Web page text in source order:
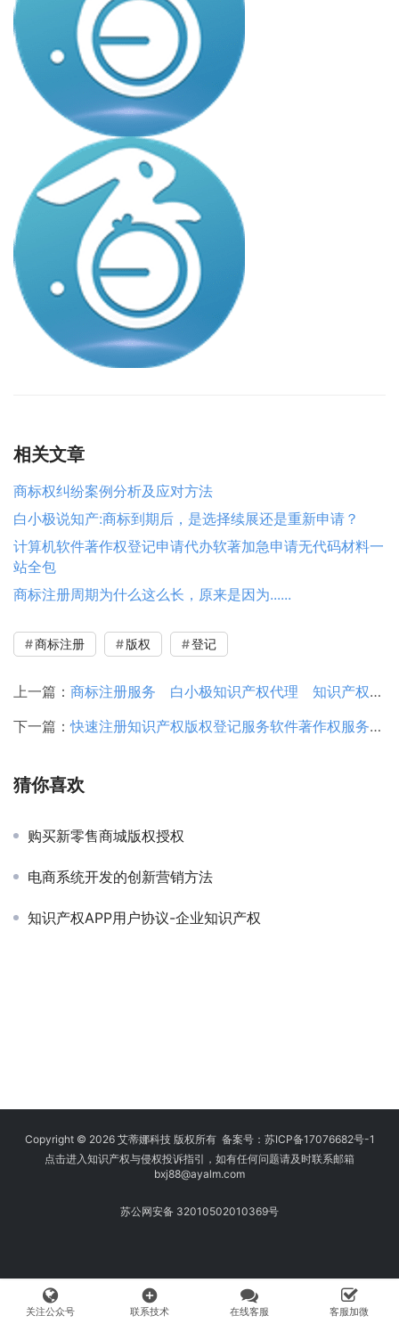
相关文章
商标权纠纷案例分析及应对方法
白小极说知产:商标到期后，是选择续展还是重新申请？
计算机软件著作权登记申请代办软著加急申请无代码材料一
站全包
商标注册周期为什么这么长，原来是因为......
商标注册 版权 登记
上一篇： 商标注册服务 白小极知识产权代理 知识产权局备案登记机构
下一篇：快速注册知识产权版权登记服务软件著作权服务商标注册软著登记
猜你喜欢
购买新零售商城版权授权
电商系统开发的创新营销方法
知识产权APP用户协议-企业知识产权
Copyright © 2026 艾蒂娜科技 版权所有 备案号： 苏ICP备17076682号-1
点击进入知识产权与侵权投诉指引，如有任何问题请及时联系邮箱
bxj88@ayalm.com
苏公网安备 32010502010369号
关注公众号
add_circle
联系技术 在线客服 客服加微